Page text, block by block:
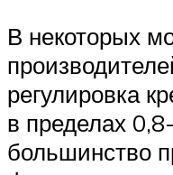
В некоторых
регулировка
в пределах
большинство